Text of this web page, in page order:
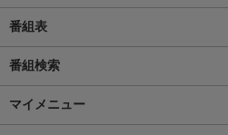
番組表
番組検索
マイメニュー